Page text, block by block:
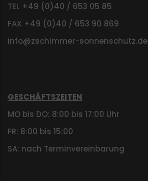
TEL +49 (0)40 / 653 05 85
FAX +49 (0)40 / 653 90 869
info@zschimmer-sonnenschutz.de
GESCHÄFTSZEITEN
MO bis DO: 8:00 bis 17:00 Uhr
FR: 8:00 bis 15:00
SA: nach Terminvereinbarung